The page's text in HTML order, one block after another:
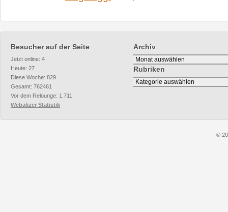
Besucher auf der Seite
Jetzt online: 4
Heute: 27
Diese Woche: 829
Gesamt: 762461
Vor dem Relounge: 1.711
Webalizer Statistik
Archiv
Archiv
Rubriken
Rubriken
©